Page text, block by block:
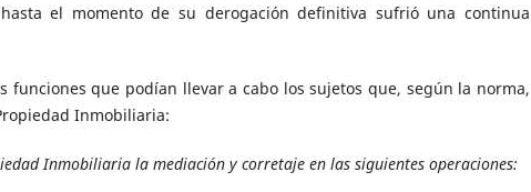
el momento de su derogación definitiva sufrió una continua
funciones que podían llevar a cabo los sujetos que, según la norma,
Inmobiliaria:
Inmobiliaria la mediación y corretaje en las siguientes operaciones: